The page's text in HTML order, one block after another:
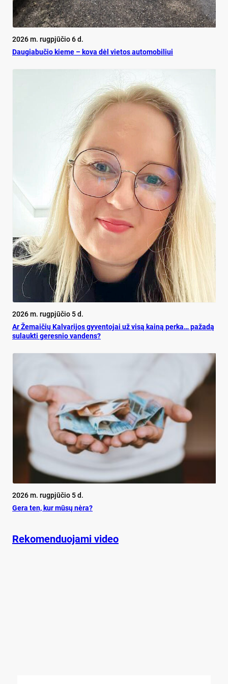
2026 m. rugpjūčio 6 d.
Dau­gia­bu­čio kie­me – ko­va dėl vie­tos au­to­mo­bi­liui
2026 m. rugpjūčio 5 d.
Ar Že­mai­čių Kal­va­ri­jos gy­ven­to­jai už vi­są kai­ną per­ka… pa­ža­dą
su­lauk­ti ge­res­nio van­dens?
2026 m. rugpjūčio 5 d.
Ge­ra ten, kur mū­sų nė­ra?
Rekomenduojami video